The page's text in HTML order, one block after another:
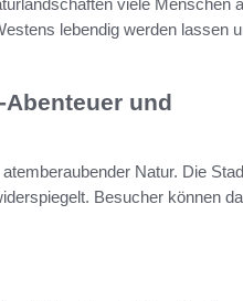
lebendig werden lassen
und
atemberaubender Natur. Die
Besucher können